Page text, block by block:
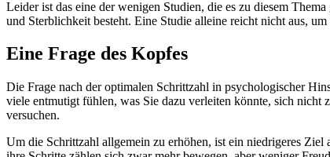
Leider ist das eine der wenigen Studien, die es zu diesem
und Sterblichkeit besteht. Eine Studie alleine reicht nicht aus,
Eine Frage des Kopfes
Die Frage nach der optimalen Schrittzahl in psychologischer
viele entmutigt fühlen, was Sie dazu verleiten könnte, sich nicht
versuchen.
Um die Schrittzahl allgemein zu erhöhen, ist ein niedrigeres Ziel